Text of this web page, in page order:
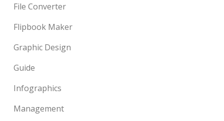
File Converter
Flipbook Maker
Graphic Design
Guide
Infographics
Management